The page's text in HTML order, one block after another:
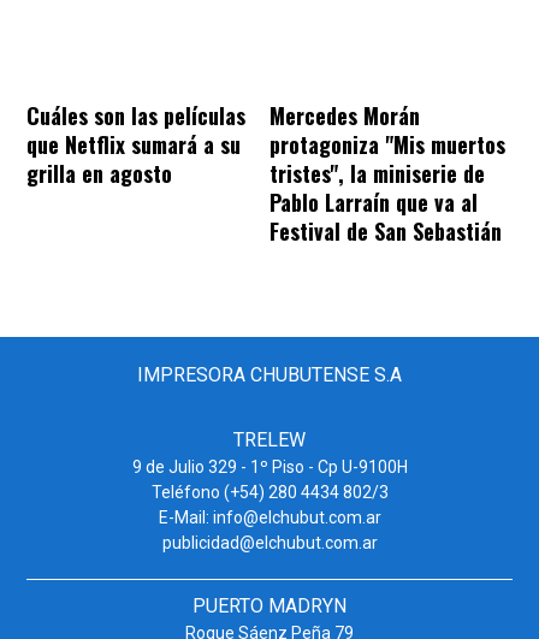
Cuáles son las películas
que Netflix sumará a su
grilla en agosto
Mercedes Morán
protagoniza "Mis muertos
tristes", la miniserie de
Pablo Larraín que va al
Festival de San Sebastián
IMPRESORA CHUBUTENSE S.A
TRELEW
9 de Julio 329 - 1º Piso - Cp U-9100H
Teléfono (+54) 280 4434 802/3
E-Mail: info@elchubut.com.ar
publicidad@elchubut.com.ar
PUERTO MADRYN
Roque Sáenz Peña 79